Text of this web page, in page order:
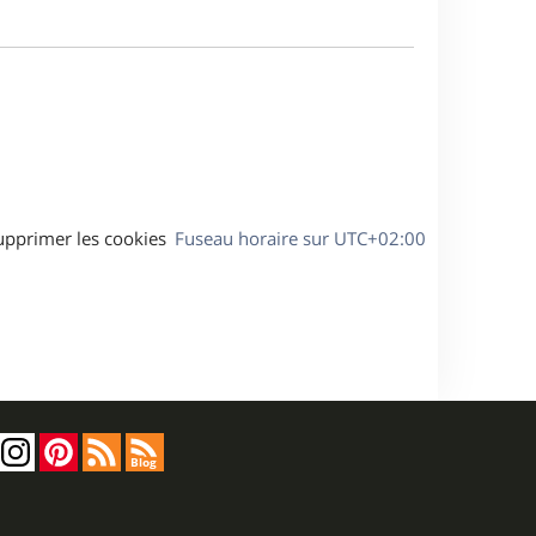
Fuseau horaire sur UTC+02:00
les cookies